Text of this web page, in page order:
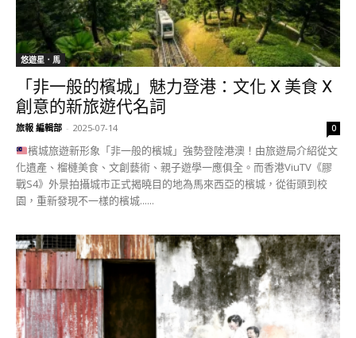
悠遊星．馬
「非一般的檳城」魅力登港：文化 X 美食 X
創意的新旅遊代名詞
旅報 編輯部 - 2025-07-14 0
檳城旅遊新形象「非一般的檳城」強勢登陸港澳！由旅遊局介紹從文
化遺產、榴槤美食、文創藝術、親子遊學一應俱全。而香港ViuTV《膠
戰S4》外景拍攝城市正式揭曉目的地為馬來西亞的檳城，從街頭到校
園，重新發現不一樣的檳城......